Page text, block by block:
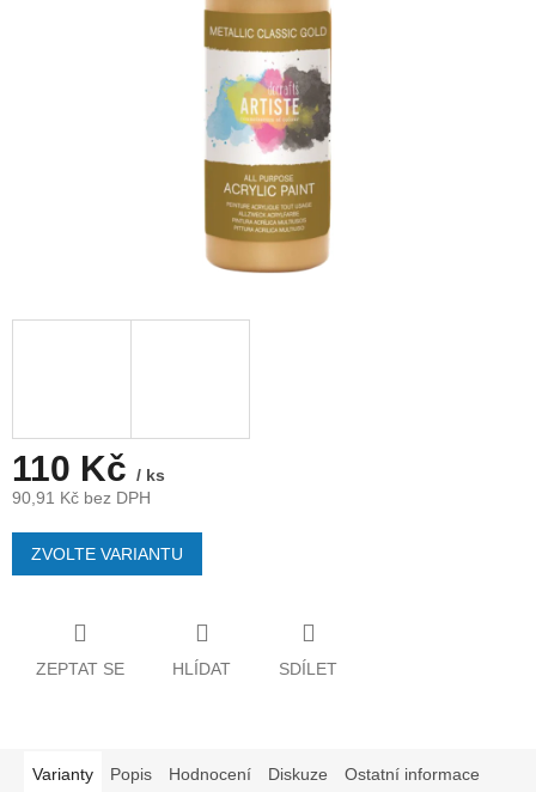
110 Kč / ks
90,91 Kč bez DPH
Měrná
cena:
ZVOLTE VARIANTU
ZEPTAT SE HLÍDAT SDÍLET
Varianty Popis Hodnocení Diskuze Ostatní informace